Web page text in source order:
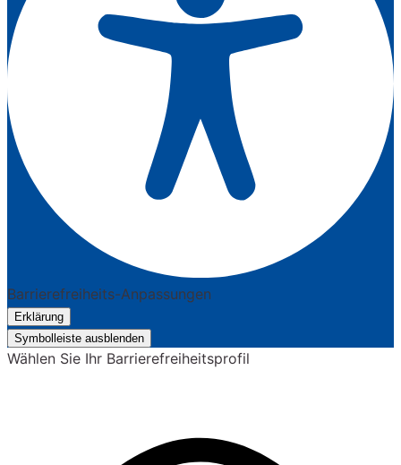
Barrierefreiheits-Anpassungen
Erklärung
Symbolleiste ausblenden
Wählen Sie Ihr Barrierefreiheitsprofil